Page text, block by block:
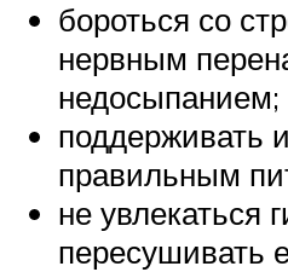
бороться со
нервным
недосыпанием;
поддерживать
правильным
не увлекаться
пересушивать